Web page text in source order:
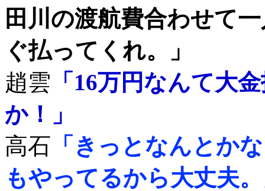
田川の渡航費合わせて
ぐ払ってくれ。」
趙雲 「16万円なんて大
か！」
高石 「きっとなんとか
もやってるから大丈夫